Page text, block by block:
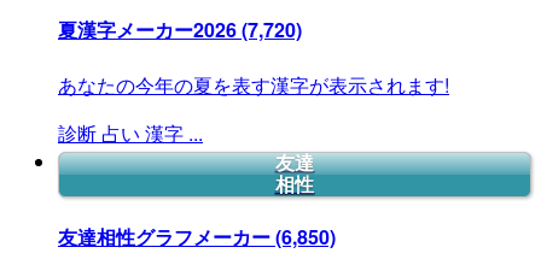
夏漢字メーカー2026(7,720)
あなたの今年の夏を表す漢字が表示されます!
診断 占い 漢字 ...
友達
相性
友達相性グラフメーカー(6,850)